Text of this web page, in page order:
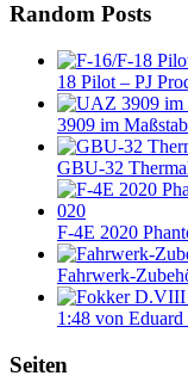
Random Posts
18 Pilot – PJ
3909 im
GBU-32
F-4E 2020
Fahrwerk-
1:48 von Eduard
Seiten